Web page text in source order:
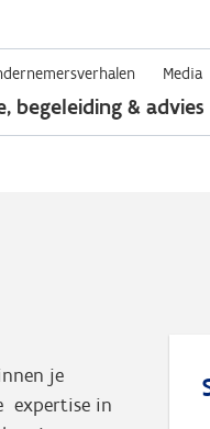
Media
begeleiding & advies
je
expertise in